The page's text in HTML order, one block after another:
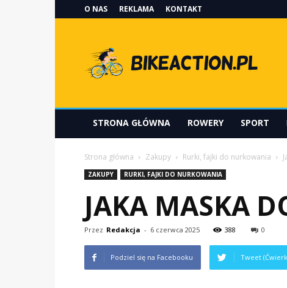
O NAS REKLAMA KONTAKT
STRONA GŁÓWNA ROWERY SPORT
Strona główna Zakupy Rurki, fajki do nurkowania
ZAKUPY RURKI, FAJKI DO NURKOWANIA
JAKA MASKA
Przez Redakcja - 6 czerwca 2025 388 0
Podziel się na Facebooku Tweet